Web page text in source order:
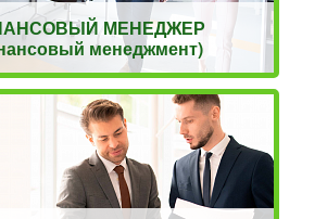
МЕНЕДЖЕР
менеджмент)